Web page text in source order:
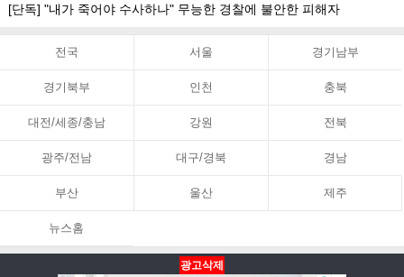
[단독] "내가 죽어야 수사하나" 무능한 경찰에 불안한 피해자
전국 서울 경기남부
경기북부 인천 충북
대전/세종/충남 강원 전북
광주/전남 대구/경북 경남
부산 울산 제주
뉴스홈
광고삭제